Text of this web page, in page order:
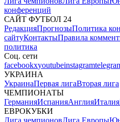
конференций
САЙТ ФУТБОЛ 24
РедакцияПрогнозыПолитика
сайтуКонтактыПравила
политика
Соц. сети
facebookxyoutubeinstagram
УКРАИНА
УкраинаПервая лигаВторая лига
ЧЕМПИОНАТЫ
ГерманияИспанияАнглияИталия
ЕВРОКУБКИ